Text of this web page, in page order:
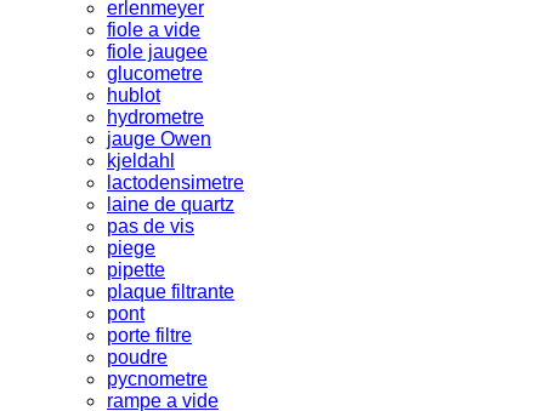
erlenmeyer
fiole a vide
fiole jaugee
glucometre
hublot
hydrometre
jauge Owen
kjeldahl
lactodensimetre
laine de quartz
pas de vis
piege
pipette
plaque filtrante
pont
porte filtre
poudre
pycnometre
rampe a vide